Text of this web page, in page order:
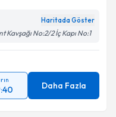
Haritada Göster
No:2/2 İç Kapı No:1
Daha Fazla